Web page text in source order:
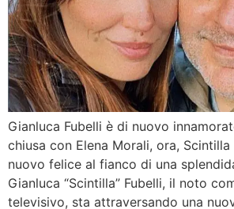
Gianluca Fubelli è di nuovo
chiusa con Elena Morali, ora,
nuovo felice al fianco di una
Gianluca “Scintilla” Fubelli, il noto
televisivo, sta attraversando una